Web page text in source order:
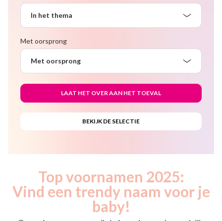
In het thema
Met oorsprong
Met oorsprong
Top voornamen 2025:
Vind een trendy naam voor je
baby!